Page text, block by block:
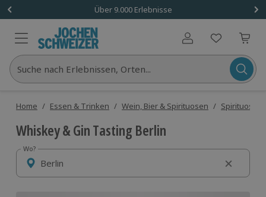
Über 9.000 Erlebnisse
Benutzerkonto
Suche nach Erlebnissen, Orten...
Home / Essen & Trinken / Wein, Bier & Spirituosen / Spirituosen
Whiskey & Gin Tasting Berlin
Wo?
Wo?